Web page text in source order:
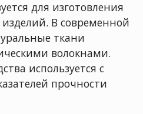
для изготовления
В современной
ткани
волокнами.
используется с
прочности